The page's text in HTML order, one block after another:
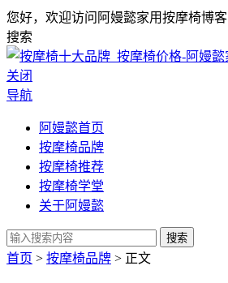
您好，欢迎访问阿嫚懿家用按摩椅博
搜索
关闭
导航
阿嫚懿首页
按摩椅品牌
按摩椅推荐
按摩椅学堂
关于阿嫚懿
搜索
首页 > 按摩椅品牌 > 正文